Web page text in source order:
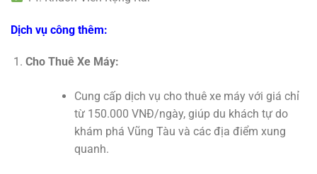
Dịch vụ công thêm:
Cho Thuê Xe Máy:
Cung cấp dịch vụ cho thuê xe máy với giá chỉ
từ 150.000 VNĐ/ngày, giúp du khách tự do
khám phá Vũng Tàu và các địa điểm xung
quanh.